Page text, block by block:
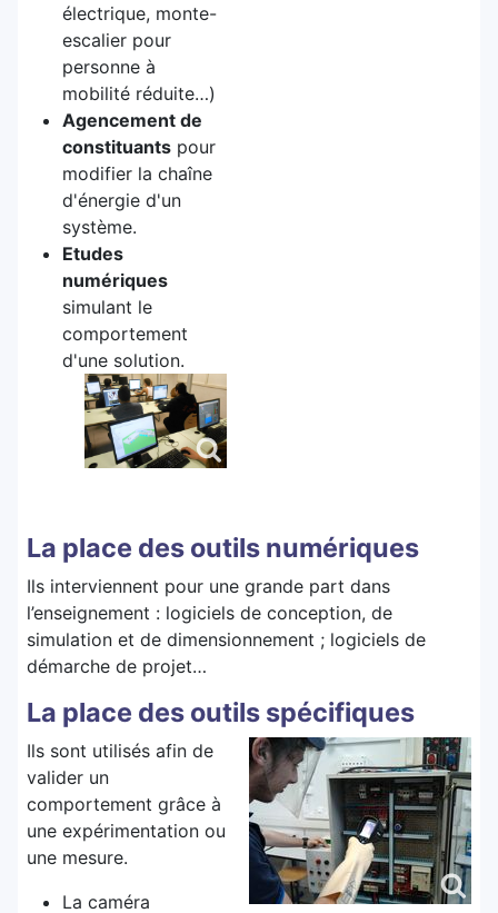
électrique, monte-
escalier pour
personne à
mobilité réduite…)
Agencement de
constituants pour
modifier la chaîne
d'énergie d'un
système.
Etudes
numériques
simulant le
comportement
d'une solution.
La place des outils numériques
Ils interviennent pour une grande part dans
l’enseignement : logiciels de conception, de
simulation et de dimensionnement ; logiciels de
démarche de projet…
La place des outils spécifiques
Ils sont utilisés afin de
valider un
comportement grâce à
une expérimentation ou
une mesure.
La caméra